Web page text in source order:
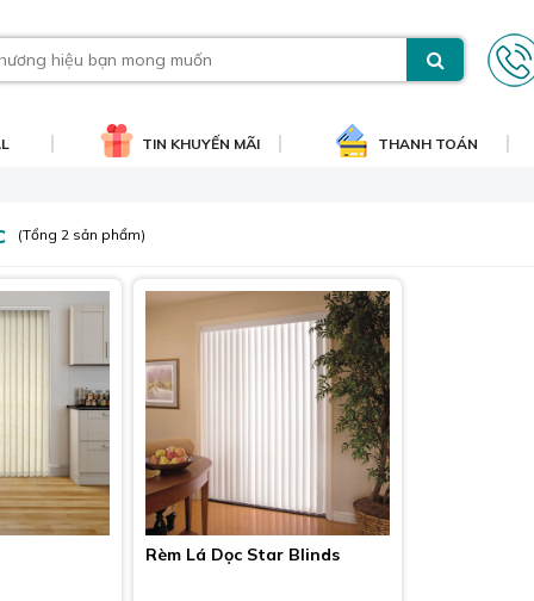
TIN KHUYẾN MÃI THANH TOÁN
(Tổng 2 sản phẩm)
Rèm Lá Dọc Star Blinds